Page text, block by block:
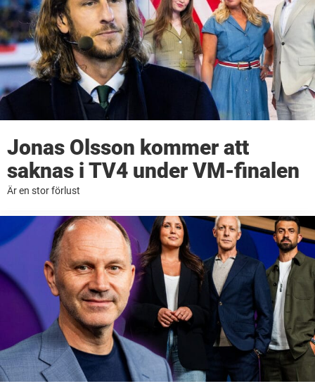
Jonas Olsson kommer att
saknas i TV4 under VM-finalen
Är en stor förlust